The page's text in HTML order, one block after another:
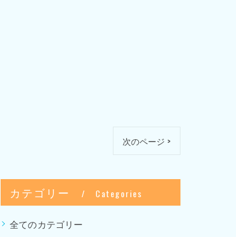
次のページ >
カテゴリー Categories
全てのカテゴリー